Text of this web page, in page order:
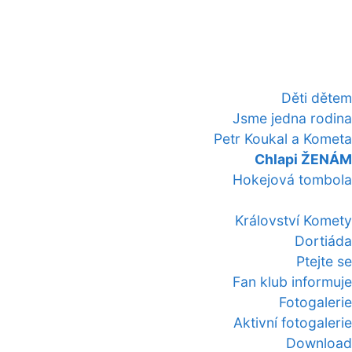
Děti dětem
Jsme jedna rodina
Petr Koukal a Kometa
Chlapi ŽENÁM
Hokejová tombola
Království Komety
Dortiáda
Ptejte se
Fan klub informuje
Fotogalerie
Aktivní fotogalerie
Download